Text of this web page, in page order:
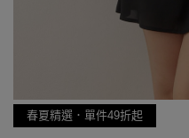
春夏精選．單件49折起